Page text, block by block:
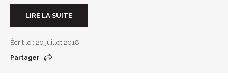
LIRE LA SUITE
Écrit le : 20 juillet 2018
Partager